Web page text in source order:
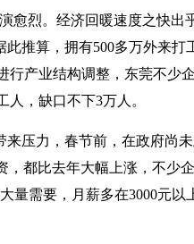
愈烈。经济回暖速度之快出
此推算，拥有500多万外来打
产业结构调整，东莞不少
人，缺口不下3万人。
压力，春节前，在政府尚
，都比去年大幅上涨，不少
量需要，月薪多在3000元以